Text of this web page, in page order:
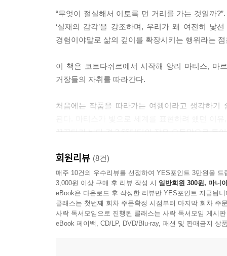
“이번 기행 동안 다녀온 세 수도원 중 가장 낡은
--- p.131 「실바칸 수도원」 중에서
주의 유지를 현대적으로 계승하는 방식을 택할 수
--- p.146 「로스차일드 빌라」 중에서
비움과 채움, 정적과 소음, 그리고 자본과 예술이
모든 재생이 단번에 성공할 수는 없지만, 백오십
도 레독스는 충분히 아름답다.
--- p.207 「레독스」 중에서
멍통에서의 시간은 빠르게 흐르지 않는다. 걷다
“무엇이 절실해서 이토록 먼 거리를 가는 것일까
‘실재의 감각’을 강조하며, 우리가 왜 여전히 낯
경험이야말로 삶의 깊이를 확장시키는 행위라는
이 책은 코트다쥐르에서 시작해 앙리 마티스, 마
거장들의 자취를 따라간다.
처음에는 작품을 따라가는 여행이라고 생각하기
꿈꾸다가 바다 곁 3.66미터의 작은 오두막으로 들
찬란한 윤슬 말고도 남프랑스를 사랑한 예술가
감각을 자극했을 것이다. 여기에 더해 12세기부
것이다. 수도원의 돌벽에 스며든 시간, 빛이 라
수도사들의 종교적 의지와 유구한 시간만이 만들
수많은 예술 작품과 건축 유산을 잉태한 남프랑
회원리뷰 (8건)
매주 10건의 우수리뷰를 선정하여 YES포인트 3만원을 드
3,000원 이상 구매 후 리뷰 작성 시 일반회원 300원, 마니
eBook은 다운로드 후 작성한 리뷰만 YES포인트 지급됩니
클래스는 첫번째 회차 주문확정 시점부터 마지막 회차 주
사락 독서모임으로 진행된 클래스는 사락 독서모임 게시
eBook 페이백, CD/LP, DVD/Blu-ray, 패션 및 판매금지 상